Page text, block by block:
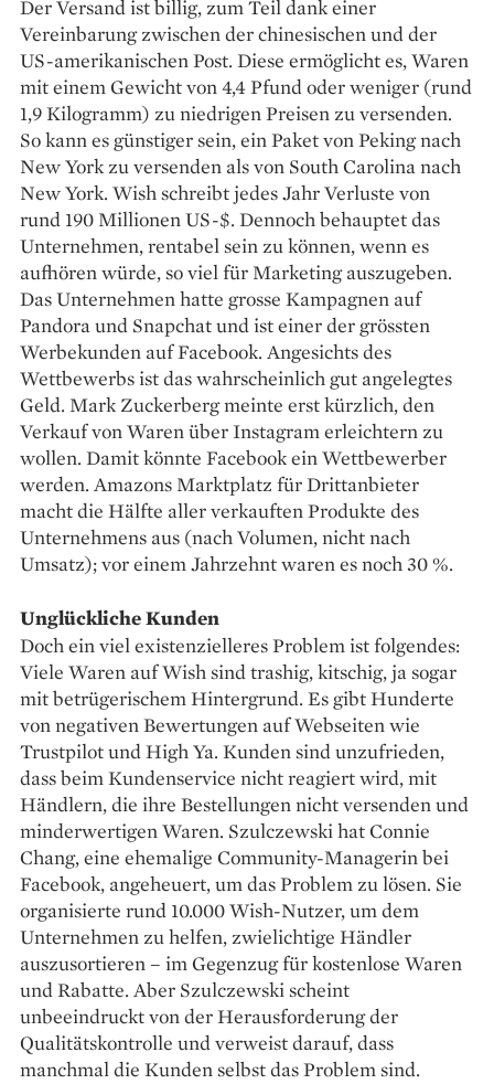
Der Versand ist billig, zum Teil dank einer
Vereinbarung zwischen der chinesischen und der
US-amerikanischen Post. Diese ermöglicht es, Waren
mit einem Gewicht von 4,4 Pfund oder weniger (rund
1,9 Kilogramm) zu niedrigen Preisen zu versenden.
So kann es günstiger sein, ein Paket von Peking nach
New York zu versenden als von South Carolina nach
New York. Wish schreibt jedes Jahr Verluste von
rund 190 Millionen US-$. Dennoch behauptet das
Unternehmen, rentabel sein zu können, wenn es
aufhören würde, so viel für Marketing auszugeben.
Das Unternehmen hatte grosse Kampagnen auf
Pandora und Snapchat und ist einer der grössten
Werbekunden auf Facebook. Angesichts des
Wettbewerbs ist das wahrscheinlich gut angelegtes
Geld. Mark Zuckerberg meinte erst kürzlich, den
Verkauf von Waren über Instagram erleichtern zu
wollen. Damit könnte Facebook ein Wettbewerber
werden. Amazons Marktplatz für Drittanbieter
macht die Hälfte aller verkauften Produkte des
Unternehmens aus (nach Volumen, nicht nach
Umsatz); vor einem Jahrzehnt waren es noch 30 %.
Unglückliche Kunden
Doch ein viel existenzielleres Problem ist folgendes:
Viele Waren auf Wish sind trashig, kitschig, ja sogar
mit betrügerischem Hintergrund. Es gibt Hunderte
von negativen Bewertungen auf Webseiten wie
Trustpilot und High Ya. Kunden sind unzufrieden,
dass beim Kundenservice nicht reagiert wird, mit
Händlern, die ihre Bestellungen nicht versenden und
minderwertigen Waren. Szulczewski hat Connie
Chang, eine ehemalige Community-­Managerin bei
Facebook, angeheuert, um das Problem zu lösen. Sie
organisierte rund 10.000 Wish-­Nutzer, um dem
Unternehmen zu helfen, zwielichtige Händler
auszusortieren – im Gegenzug für kostenlose Waren
und Rabatte. Aber Szulczew­ski scheint
unbeeindruckt von der Herausforderung der
Qualitätskontrolle und verweist darauf, dass
manchmal die Kunden selbst das Problem sind.